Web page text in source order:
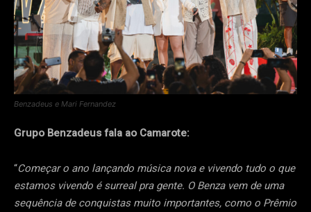
Benzadeus e Mari Fernandez
Grupo Benzadeus fala ao Camarote:
“Começar o ano lançando música nova e vivendo tudo o que
estamos vivendo é surreal pra gente. O Benza vem de uma
sequência de conquistas muito importantes, como o Prêmio